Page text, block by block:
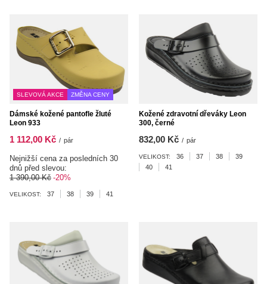
SLEVOVÁ AKCE ZMĚNA CENY
Dámské kožené pantofle žluté
Leon 933
1 112,00 Kč / pár
Nejnižší cena za posledních 30
dnů před slevou:
1 390,00 Kč -20%
VELIKOST: 37 38 39 41
Kožené zdravotní dřeváky Leon
300, černé
832,00 Kč / pár
VELIKOST: 36 37 38
39
40
41